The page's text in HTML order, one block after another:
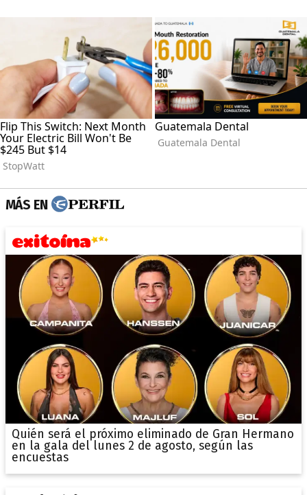
MÁS EN
Quién será el próximo eliminado de Gran Hermano
en la gala del lunes 2 de agosto, según las
encuestas